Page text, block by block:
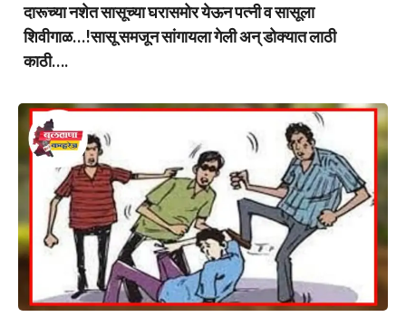
दारूच्या नशेत सासूच्या घरासमोर येऊन पत्नी व सासूला
शिवीगाळ…!सासू समजून सांगायला गेली अन् डोक्यात लाठी
काठी….